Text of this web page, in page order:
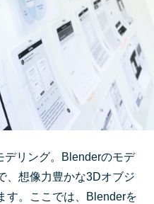
デリング。Blenderのモデ
、想像力豊かな3Dオブジ
す。ここでは、Blenderを